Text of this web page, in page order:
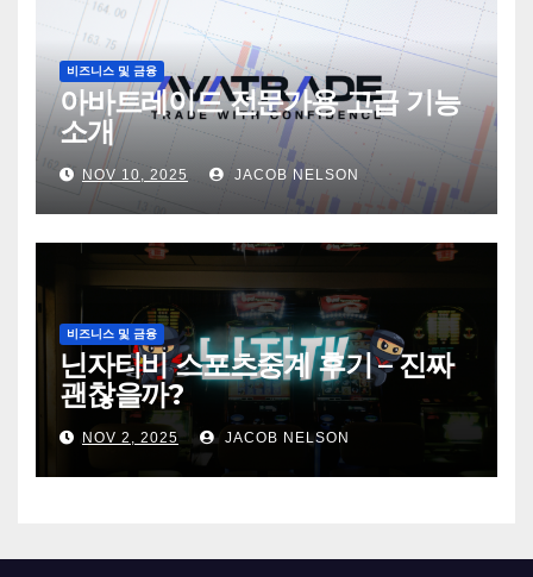
비즈니스 및 금융
아바트레이드 전문가용 고급 기능
소개
NOV 10, 2025 JACOB NELSON
비즈니스 및 금융
닌자티비 스포츠중계 후기 – 진짜
괜찮을까?
NOV 2, 2025 JACOB NELSON